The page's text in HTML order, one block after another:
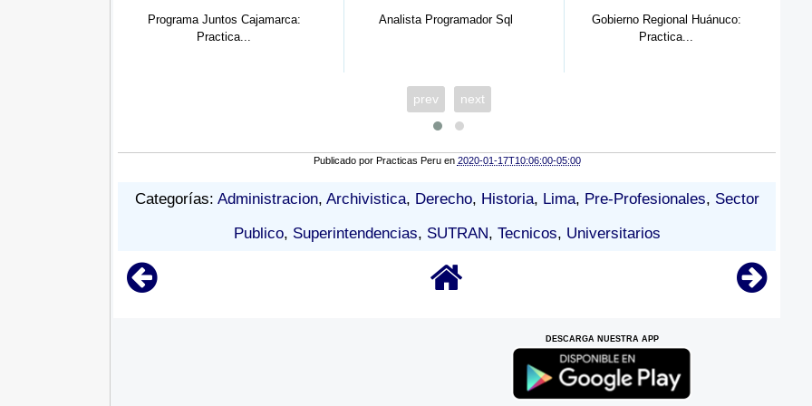
Analista Programador Sql
Gobierno Regional Huánuco:
SAT: Practicante de Administración
...
prev next
Publicado por Practicas Peru en 2020-01-17T10:06:00-05:00
Categorías: Administracion, Archivistica, Derecho, Historia, Lima, Pre-Profesionales, Sector
Publico, Superintendencias, SUTRAN, Tecnicos, Universitarios
DESCARGA NUESTRA APP